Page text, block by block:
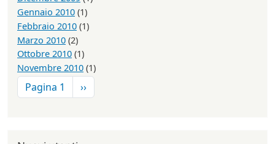
Gennaio 2010 (1)
Febbraio 2010 (1)
Marzo 2010 (2)
Ottobre 2010 (1)
Novembre 2010 (1)
Paginazione
Pagina 1 Pagina successiva
››